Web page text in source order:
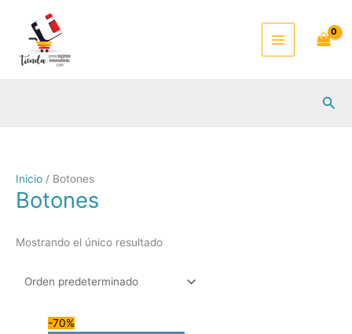
contenido
Inicio / Botones
Botones
Mostrando el único resultado
-70%